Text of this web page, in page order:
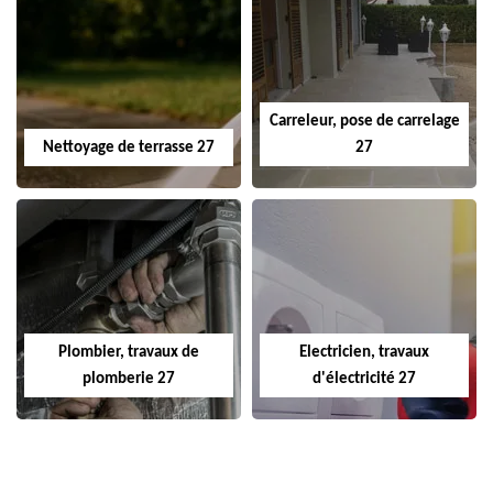
Nettoyage de terrasse 27
Carreleur, pose de carrelage
27
Plombier, travaux de
plomberie 27
Electricien, travaux
d'électricité 27